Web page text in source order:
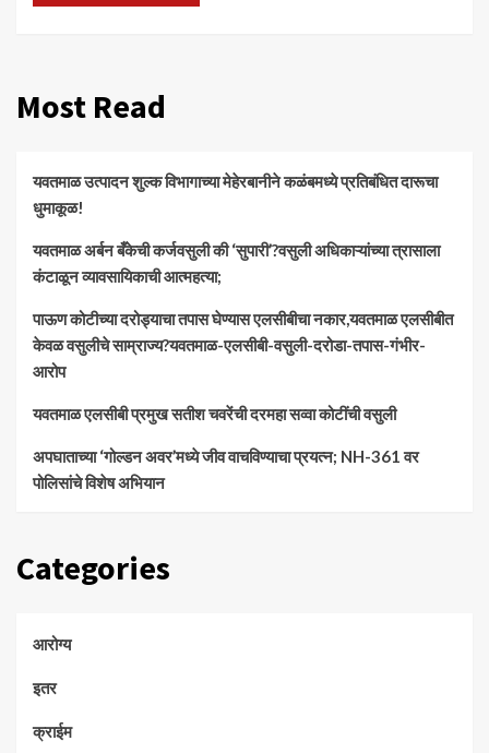
Most Read
यवतमाळ उत्पादन शुल्क विभागाच्या मेहेरबानीने कळंबमध्ये प्रतिबंधित दारूचा
धुमाकूळ!
​यवतमाळ अर्बन बँकेची कर्जवसुली की ‘सुपारी’?वसुली अधिकाऱ्यांच्या त्रासाला
कंटाळून व्यावसायिकाची आत्महत्या;
पाऊण कोटीच्या दरोड्याचा तपास घेण्यास एलसीबीचा नकार,यवतमाळ एलसीबीत
केवळ वसुलीचे साम्राज्य?यवतमाळ-एलसीबी-वसुली-दरोडा-तपास-गंभीर-
आरोप
यवतमाळ एलसीबी प्रमुख सतीश चवरेंची दरमहा सव्वा कोटींची वसुली
अपघाताच्या ‘गोल्डन अवर’मध्ये जीव वाचविण्याचा प्रयत्न; NH-361 वर
पोलिसांचे विशेष अभियान
Categories
आरोग्य
इतर
क्राईम